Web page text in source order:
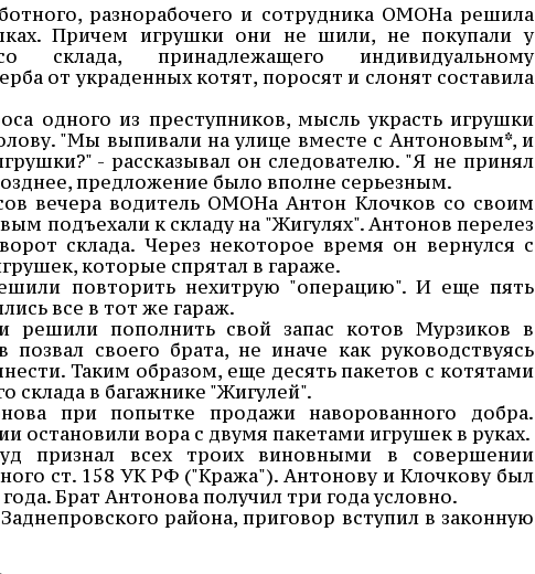
разнорабочего и сотрудника ОМОНа решила
Причем игрушки они не шили, не покупали у
принадлежащего индивидуальному
от украденных котят, поросят и слонят составила
одного из преступников, мысль украсть игрушки
"Мы выпивали на улице вместе с Антоновым*, и
- рассказывал он следователю. "Я не принял
предложение было вполне серьезным.
вечера водитель ОМОНа Антон Клочков со своим
подъехали к складу на "Жигулях". Антонов перелез
склада. Через некоторое время он вернулся с
которые спрятал в гараже.
повторить нехитрую "операцию". И еще пять
все в тот же гараж.
решили пополнить свой запас котов Мурзиков в
своего брата, не иначе как руководствуясь
Таким образом, еще десять пакетов с котятами
склада в багажнике "Жигулей".
при попытке продажи наворованного добра.
остановили вора с двумя пакетами игрушек в руках.
признал всех троих виновными в совершении
ст. 158 УК РФ ("Кража"). Антонову и Клочкову был
Брат Антонова получил три года условно.
района, приговор вступил в законную